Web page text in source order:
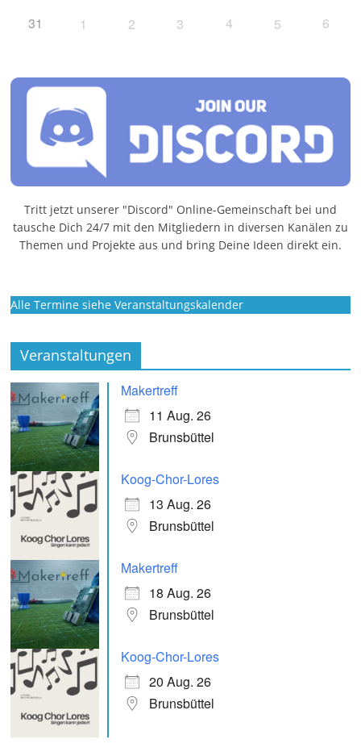
31 1 2 3 4 5 6
Tritt jetzt unserer "Discord" Online-Gemeinschaft bei und
tausche Dich 24/7 mit den Mitgliedern in diversen Kanälen zu
Themen und Projekte aus und bring Deine Ideen direkt ein.
Alle Termine siehe Veranstaltungskalender
Veranstaltungen
Makertreff
11 Aug. 26
Brunsbüttel
Koog-Chor-Lores
13 Aug. 26
Brunsbüttel
Makertreff
18 Aug. 26
Brunsbüttel
Koog-Chor-Lores
20 Aug. 26
Brunsbüttel